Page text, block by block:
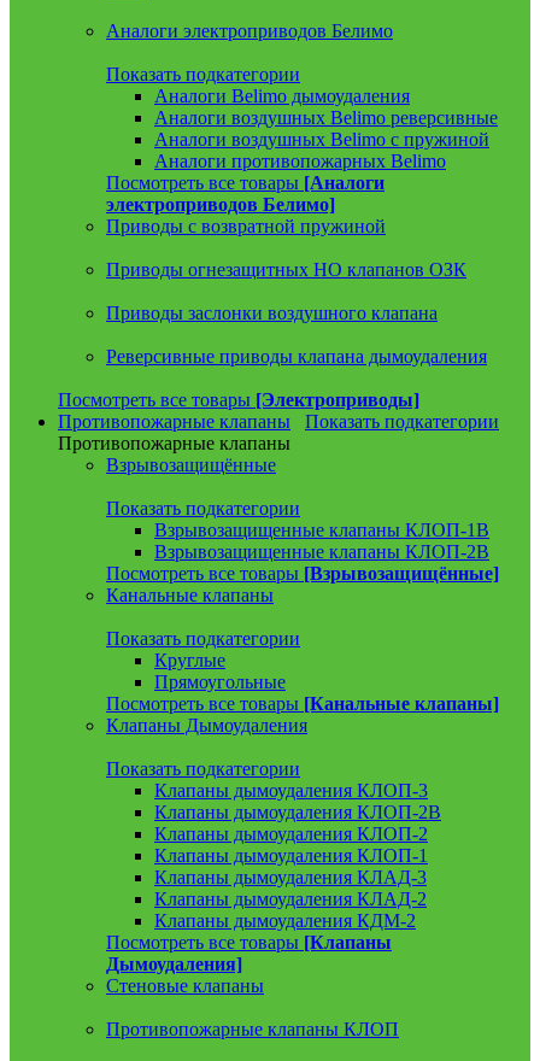
Аналоги электроприводов Белимо
Показать подкатегории
Аналоги Belimo дымоудаления
Аналоги воздушных Belimo реверсивные
Аналоги воздушных Belimo с пружиной
Аналоги противопожарных Belimo
Посмотреть все товары [Аналоги
электроприводов Белимо]
Приводы с возвратной пружиной
Приводы огнезащитных НО клапанов ОЗК
Приводы заслонки воздушного клапана
Реверсивные приводы клапана дымоудаления
Посмотреть все товары [Электроприводы]
Противопожарные клапаны
Показать подкатегории
Противопожарные клапаны
Взрывозащищённые
Показать подкатегории
Взрывозащищенные клапаны КЛОП-1В
Взрывозащищенные клапаны КЛОП-2В
Посмотреть все товары [Взрывозащищённые]
Канальные клапаны
Показать подкатегории
Круглые
Прямоугольные
Посмотреть все товары [Канальные клапаны]
Клапаны Дымоудаления
Показать подкатегории
Клапаны дымоудаления КЛОП-3
Клапаны дымоудаления КЛОП-2В
Клапаны дымоудаления КЛОП-2
Клапаны дымоудаления КЛОП-1
Клапаны дымоудаления КЛАД-3
Клапаны дымоудаления КЛАД-2
Клапаны дымоудаления КДМ-2
Посмотреть все товары [Клапаны
Дымоудаления]
Стеновые клапаны
Противопожарные клапаны КЛОП